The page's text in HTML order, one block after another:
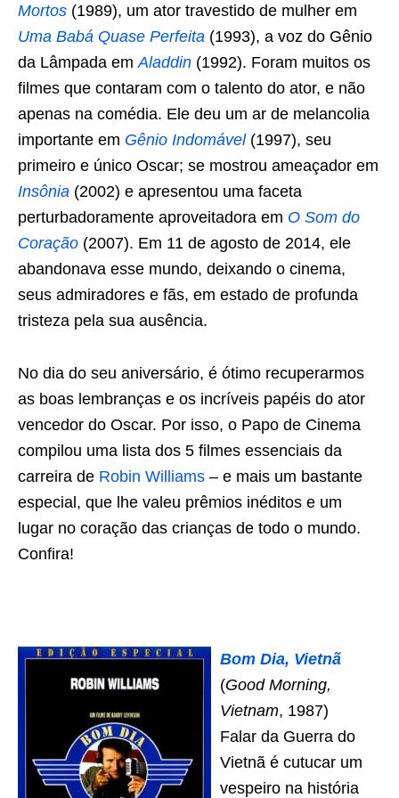
Mortos (1989), um ator travestido de mulher em
Uma Babá Quase Perfeita (1993), a voz do Gênio
da Lâmpada em Aladdin (1992). Foram muitos os
filmes que contaram com o talento do ator, e não
apenas na comédia. Ele deu um ar de melancolia
importante em Gênio Indomável(1997), seu
primeiro e único Oscar; se mostrou ameaçador em
Insônia (2002) e apresentou uma faceta
perturbadoramente aproveitadora em O Som do
Coração (2007). Em 11 de agosto de 2014, ele
abandonava esse mundo, deixando o cinema,
seus admiradores e fãs, em estado de profunda
tristeza pela sua ausência.
No dia do seu aniversário, é ótimo recuperarmos
as boas lembranças e os incríveis papéis do ator
vencedor do Oscar. Por isso, o Papo de Cinema
compilou uma lista dos 5 filmes essenciais da
carreira de Robin Williams – e mais um bastante
especial, que lhe valeu prêmios inéditos e um
lugar no coração das crianças de todo o mundo.
Confira!
Bom Dia, Vietnã
(Good Morning,
Vietnam, 1987)
Falar da Guerra do
Vietnã é cutucar um
vespeiro na história